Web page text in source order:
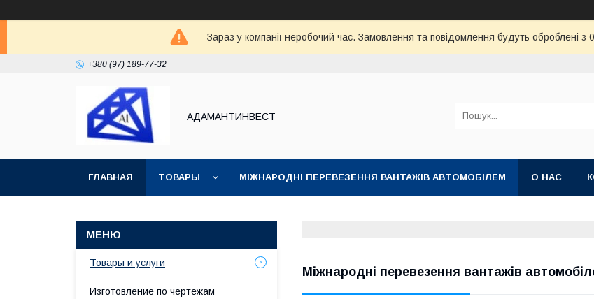
Зараз у компанії неробочий час. Замовлення та повідомлення будуть оброблені
+380 (97) 189-77-32
АДАМАНТИНВЕСТ
ГЛАВНАЯ ТОВАРЫ МІЖНАРОДНІ ПЕРЕВЕЗЕННЯ ВАНТАЖІВ АВТОМОБІЛЕМ О НАС
Міжнародні перевезення вантажів
Товары и услуги
Изготовление по чертежам